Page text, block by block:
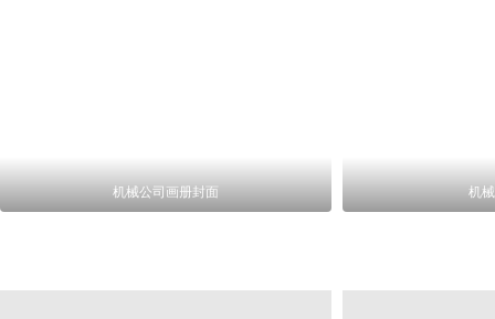
机械公司画册封面 机